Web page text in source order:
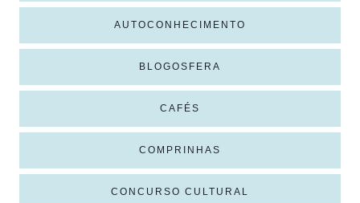
AUTOCONHECIMENTO
BLOGOSFERA
CAFÉS
COMPRINHAS
CONCURSO CULTURAL